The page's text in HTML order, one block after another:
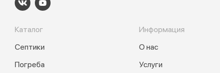
Каталог
Септики
Погреба
Информация
О нас
Услуги